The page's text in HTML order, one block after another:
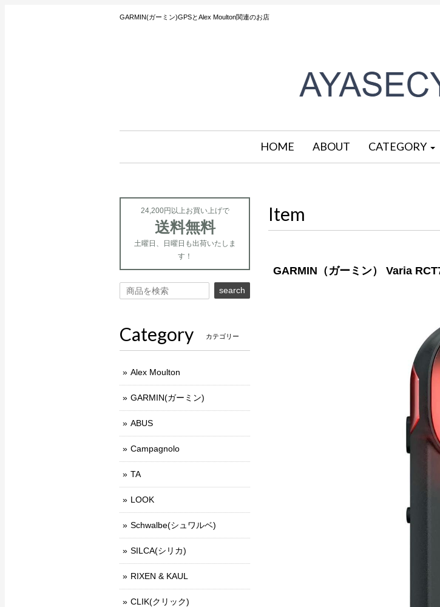
GARMIN(ガーミン)GPSとAlex Moulton関連のお店
HOME ABOUT CATEGORY
Item
GARMIN（ガーミン） Varia
24,200円以上お買い上げで
送料無料
土曜日、日曜日も出荷いたしま
す！
search
Category カテゴリー
Alex Moulton
GARMIN(ガーミン)
ABUS
Campagnolo
TA
LOOK
Schwalbe(シュワルベ)
SILCA(シリカ)
RIXEN & KAUL
CLIK(クリック)